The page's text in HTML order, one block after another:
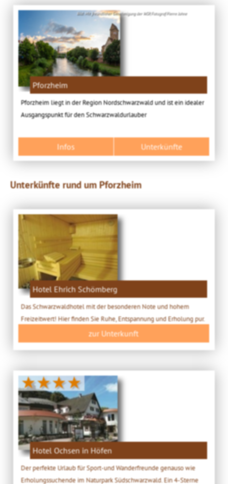
Bild: Mit freundlicher Genehmigung der WSP, Fotograf Pierre Johne
Pforzheim
Pforzheim liegt in der Region Nordschwarzwald und ist ein idealer
Ausgangspunkt für den Schwarzwaldurlauber
Infos Unterkünfte
Unterkünfte rund um Pforzheim
Hotel Ehrich Schömberg
Das Schwarzwaldhotel mit der besonderen Note und hohem
Freizeitwert! Hier finden Sie Ruhe, Entspannung und Erholung pur.
zur Unterkunft
★★★★
Hotel Ochsen in Höfen
Der perfekte Urlaub für Sport-und Wanderfreunde genauso wie
Erholungssuchende im Naturpark Südschwarzwald. Ein 4-Sterne